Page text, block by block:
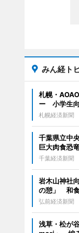
みん経ト
札幌・
ー 小学生
札幌経済新聞
千葉県立中
巨大肉食恐
千葉経済新聞
岩木山神社
の憩」 和
弘前経済新聞
浅草・松が